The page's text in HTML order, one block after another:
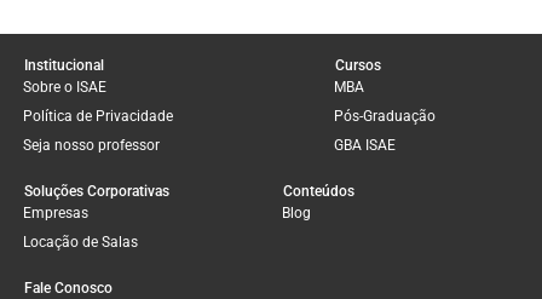
Institucional
Sobre o ISAE
Política de Privacidade
Seja nosso professor
Cursos
MBA
Pós-Graduação
GBA ISAE
Soluções Corporativas
Empresas
Locação de Salas
Conteúdos
Blog
Fale Conosco